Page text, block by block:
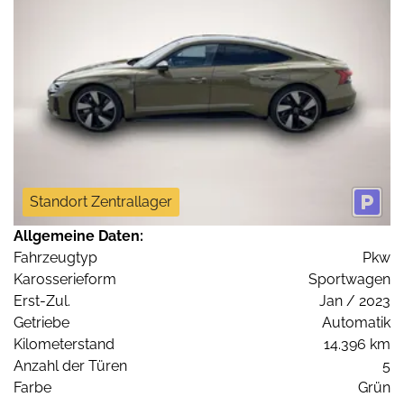
Standort Zentrallager
Allgemeine Daten:
Fahrzeugtyp
Pkw
Karosserieform
Sportwagen
Erst-Zul.
Jan / 2023
Getriebe
Automatik
Kilometerstand
14.396 km
Anzahl der Türen
5
Farbe
Grün